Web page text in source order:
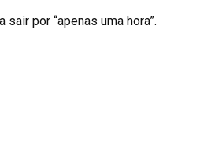
por “apenas uma hora”.